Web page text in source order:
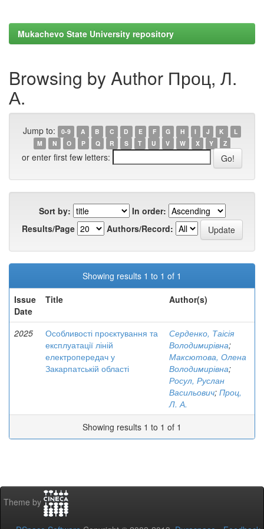
Mukachevo State University repository
Browsing by Author Проц, Л.
А.
Jump to: 0-9 A B C D E F G H I J K
L
M
N O P Q R S T U V W X Y Z
or enter first few letters:
Sort by:
In order:
Results/Page
Authors/Record:
Showing results 1 to 1 of 1
Issue
Date
Title Author(s)
2025
Особливості проєктування та
експлуатації ліній
електропередач у
Закарпатській області
Серденко, Таісія
Володимирівна;
Максютова, Олена
Володимирівна;
Росул, Руслан
Васильович; Проц,
Л. А.
Showing results 1 to 1 of 1
Theme by